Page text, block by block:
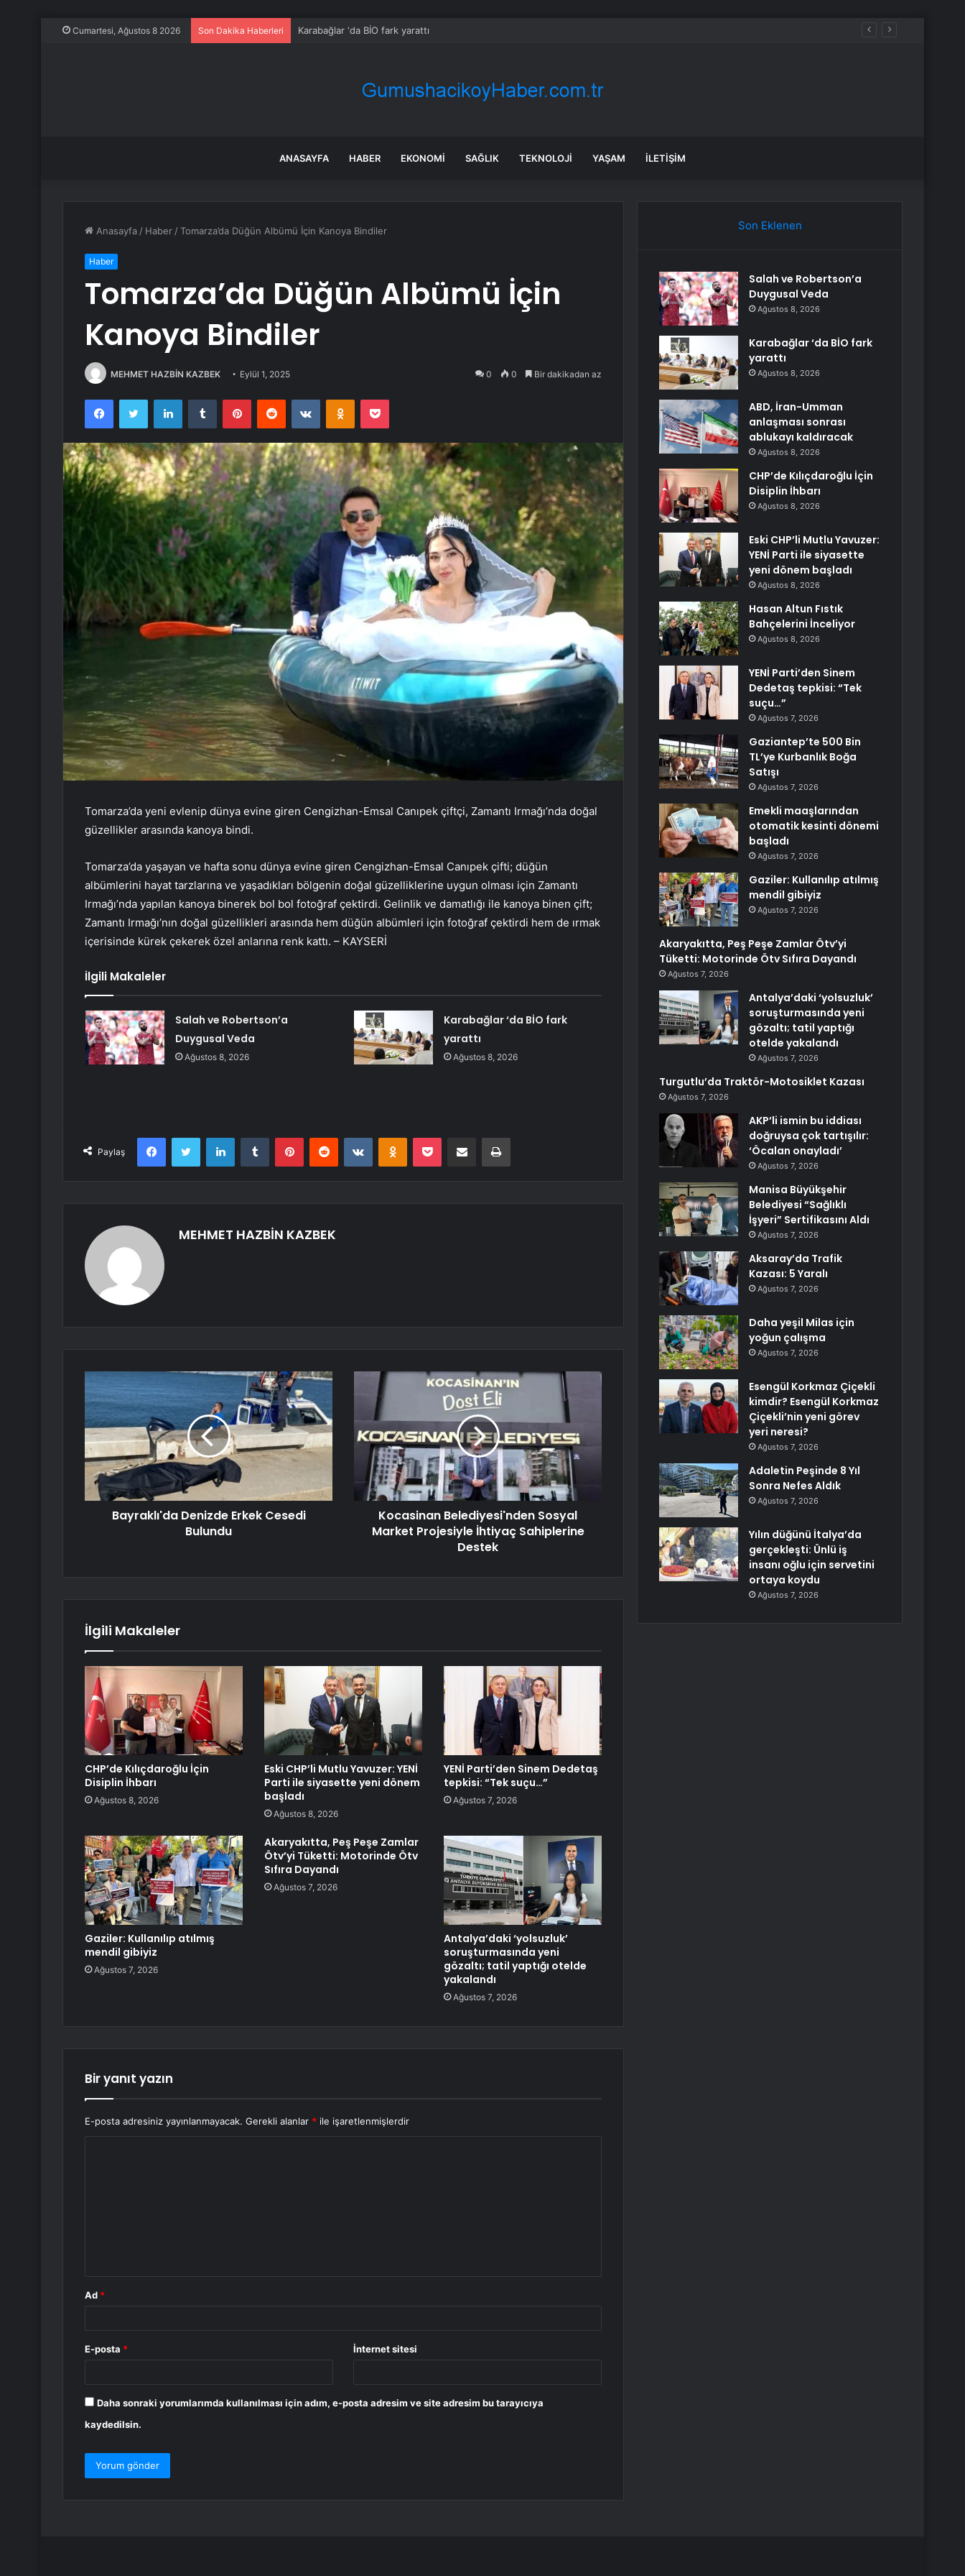
Cumartesi, Ağustos 8 2026 Son Dakika Haberleri Karabağlar ‘da BİO fark yarattı
ANASAYFA HABER EKONOMI SAĞLIK TEKNOLOJI YAŞAM İLETIŞIM
Anasayfa / Haber /Tomarza’da Düğün Albümü İçin Kanoya Bindiler
Haber
Tomarza’da Düğün Albümü İçin
Kanoya Bindiler
MEHMET HAZBİN KAZBEK Eylül 1, 2025 0 0 Bir dakikadan az
FacebookTwitter LinkedInTumblr PinterestReddit VKontakteOdnoklassniki
Pocket
Tomarza’da yeni evlenip dünya evine giren Cengizhan-Emsal Canıpek çiftçi, Zamantı Irmağı’nda doğal
güzellikler arasında kanoya bindi.
Tomarza’da yaşayan ve hafta sonu dünya evine giren Cengizhan-Emsal Canıpek çifti; düğün
albümlerini hayat tarzlarına ve yaşadıkları bölgenin doğal güzelliklerine uygun olması için Zamantı
Irmağı’nda yapılan kanoya binerek bol bol fotoğraf çektirdi. Gelinlik ve damatlığı ile kanoya binen çift;
Zamantı Irmağı’nın doğal güzellikleri arasında hem düğün albümleri için fotoğraf çektirdi hem de ırmak
içerisinde kürek çekerek özel anlarına renk kattı. – KAYSERİ
İlgili Makaleler
Salah ve Robertson’a
Duygusal Veda
Ağustos 8, 2026
Karabağlar ‘da BİO fark
yarattı
Ağustos 8, 2026
Paylaş
FacebookTwitter LinkedInTumblr PinterestReddit VKontakteOdnoklassniki
Pocket E-Posta ile paylaş Yazdır
MEHMET HAZBİN KAZBEK
Bayraklı'da Denizde Erkek Cesedi
Bulundu
Kocasinan Belediyesi'nden Sosyal
Market Projesiyle İhtiyaç Sahiplerine
Destek
İlgili Makaleler
CHP’de Kılıçdaroğlu İçin
Disiplin İhbarı
Ağustos 8, 2026
Eski CHP’li Mutlu Yavuzer: YENİ
Parti ile siyasette yeni dönem
başladı
Ağustos 8, 2026
YENİ Parti’den Sinem Dedetaş
tepkisi: “Tek suçu…”
Ağustos 7, 2026
Gaziler: Kullanılıp atılmış
mendil gibiyiz
Ağustos 7, 2026
Akaryakıtta, Peş Peşe Zamlar
Ötv’yi Tüketti: Motorinde Ötv
Sıfıra Dayandı
Ağustos 7, 2026
Antalya’daki ‘yolsuzluk’
soruşturmasında yeni
gözaltı; tatil yaptığı otelde
yakalandı
Ağustos 7, 2026
Bir yanıt yazın
E-posta adresiniz yayınlanmayacak. Gerekli alanlar * ile işaretlenmişlerdir
Ad *
E-posta * İnternet sitesi
Daha sonraki yorumlarımda kullanılması için adım, e-posta adresim ve site adresim bu tarayıcıya
kaydedilsin.
Son Eklenen
Salah ve Robertson’a
Duygusal Veda
Ağustos 8, 2026
Karabağlar ‘da BİO fark
yarattı
Ağustos 8, 2026
ABD, İran-Umman
anlaşması sonrası
ablukayı kaldıracak
Ağustos 8, 2026
CHP’de Kılıçdaroğlu İçin
Disiplin İhbarı
Ağustos 8, 2026
Eski CHP’li Mutlu Yavuzer:
YENİ Parti ile siyasette
yeni dönem başladı
Ağustos 8, 2026
Hasan Altun Fıstık
Bahçelerini İnceliyor
Ağustos 8, 2026
YENİ Parti’den Sinem
Dedetaş tepkisi: “Tek
suçu…”
Ağustos 7, 2026
Gaziantep’te 500 Bin
TL’ye Kurbanlık Boğa
Satışı
Ağustos 7, 2026
Emekli maaşlarından
otomatik kesinti dönemi
başladı
Ağustos 7, 2026
Gaziler: Kullanılıp atılmış
mendil gibiyiz
Ağustos 7, 2026
Akaryakıtta, Peş Peşe Zamlar Ötv’yi
Tüketti: Motorinde Ötv Sıfıra Dayandı
Ağustos 7, 2026
Antalya’daki ‘yolsuzluk’
soruşturmasında yeni
gözaltı; tatil yaptığı
otelde yakalandı
Ağustos 7, 2026
Turgutlu’da Traktör-Motosiklet Kazası
Ağustos 7, 2026
AKP’li ismin bu iddiası
doğruysa çok tartışılır:
‘Öcalan onayladı’
Ağustos 7, 2026
Manisa Büyükşehir
Belediyesi “Sağlıklı
İşyeri” Sertifikasını Aldı
Ağustos 7, 2026
Aksaray’da Trafik
Kazası: 5 Yaralı
Ağustos 7, 2026
Daha yeşil Milas için
yoğun çalışma
Ağustos 7, 2026
Esengül Korkmaz Çiçekli
kimdir? Esengül Korkmaz
Çiçekli’nin yeni görev
yeri neresi?
Ağustos 7, 2026
Adaletin Peşinde 8 Yıl
Sonra Nefes Aldık
Ağustos 7, 2026
Yılın düğünü İtalya’da
gerçekleşti: Ünlü iş
insanı oğlu için servetini
ortaya koydu
Ağustos 7, 2026